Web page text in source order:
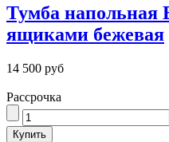
Тумба напольная
ящиками бежевая
14 500 руб
Рассрочка